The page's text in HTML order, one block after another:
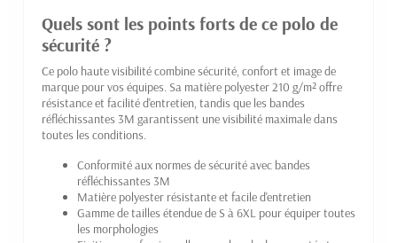
Quels sont les points forts de ce polo de
sécurité ?
Ce polo haute visibilité combine sécurité, confort et image de
marque pour vos équipes. Sa matière polyester 210 g/m² offre
résistance et facilité d'entretien, tandis que les bandes
réfléchissantes 3M garantissent une visibilité maximale dans
toutes les conditions.
Conformité aux normes de sécurité avec bandes
réfléchissantes 3M
Matière polyester résistante et facile d'entretien
Gamme de tailles étendue de S à 6XL pour équiper toutes
les morphologies